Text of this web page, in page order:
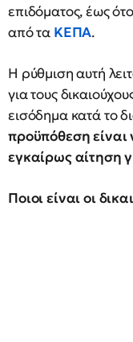
επιδόματος, έως
από τα ΚΕΠΑ.
Η ρύθμιση αυτή
για τους
εισόδημα κατά το
προϋπόθεση είναι
εγκαίρως αίτηση
Ποιοι είναι οι